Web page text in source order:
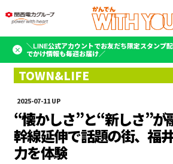
＼LINE公式アカウントでお友だち限定スタンプ
でかけ情報も毎週お届け／
2025-07-11
“懐かしさ”と“新しさ”が
幹線延伸で話題の街、福
力を体験